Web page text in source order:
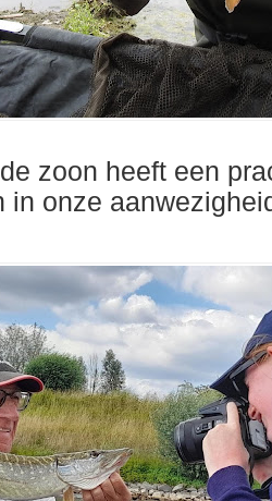
zoon heeft een
in onze